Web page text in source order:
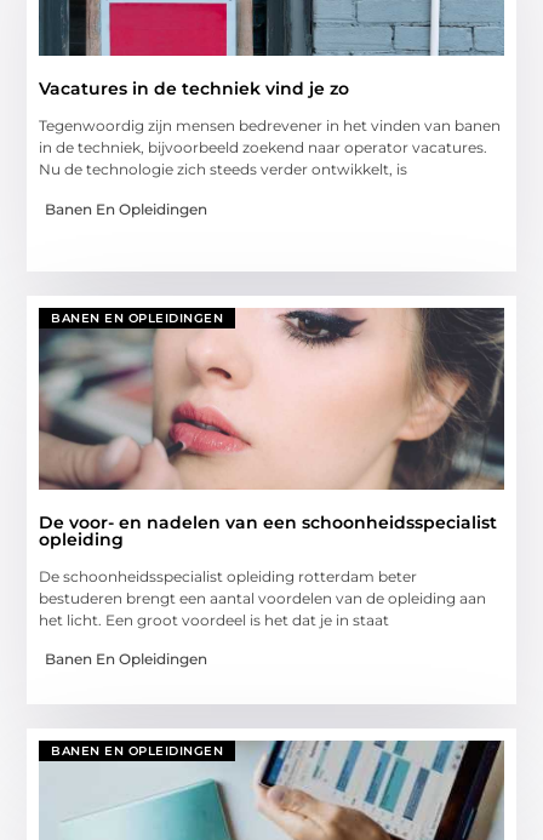
Vacatures in de techniek vind je zo
Tegenwoordig zijn mensen bedrevener in het vinden van banen
in de techniek, bijvoorbeeld zoekend naar operator vacatures.
Nu de technologie zich steeds verder ontwikkelt, is
Banen En Opleidingen
BANEN EN OPLEIDINGEN
De voor- en nadelen van een schoonheidsspecialist
opleiding
De schoonheidsspecialist opleiding rotterdam beter
bestuderen brengt een aantal voordelen van de opleiding aan
het licht. Een groot voordeel is het dat je in staat
Banen En Opleidingen
BANEN EN OPLEIDINGEN